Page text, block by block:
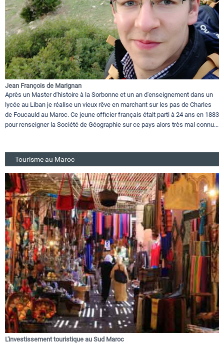
Jean François de Marignan
Après un Master d'histoire à la Sorbonne et un an d'enseignement dans un
lycée au Liban je réalise un vieux rêve en marchant sur les pas de Charles
de Foucauld au Maroc. Ce jeune officier français était parti à 24 ans en 1883
pour renseigner la Société de Géographie sur ce pays alors très mal connu...
Tourisme au Maroc
L'investissement touristique au Sud Maroc